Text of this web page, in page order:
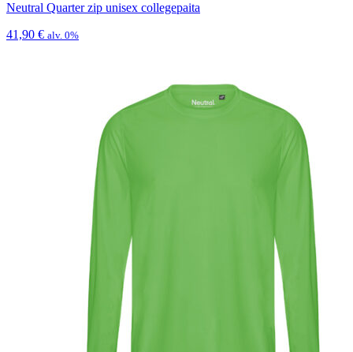
Neutral Quarter zip unisex collegepaita
41,90 € alv. 0%